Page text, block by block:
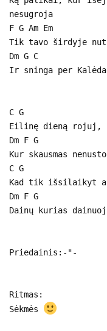
nesugroja
F G Am Em
Tik tavo širdyje
Dm G C
Ir sninga per
C G
Eilinę dieną rojuj,
Dm F G
Kur skausmas
C G
Kad tik išsilaikyt
Dm F G
Dainų kurias
Priedainis:-"-
Ritmas:
Sėkmės